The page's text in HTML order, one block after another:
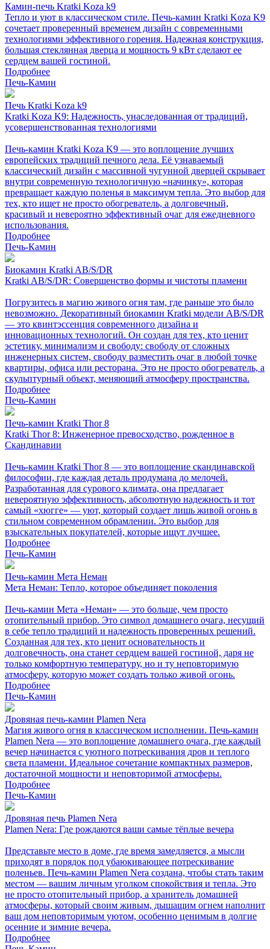
Камин-печь Kratki Koza k9
Тепло и уют в классическом стиле. Печь-камин Kratki Koza K9
сочетает проверенный временем дизайн с современными
технологиями эффективного горения. Надежная конструкция,
большая стеклянная дверца и мощность 9 кВт сделают ее
сердцем вашей гостиной.
Подробнее
Печь-Камин
Печь Kratki Koza k9
Kratki Koza K9: Надежность, унаследованная от традиций,
усовершенствованная технологиями
Печь-камин Kratki Koza K9 — это воплощение лучших
европейских традиций печного дела. Её узнаваемый
классический дизайн с массивной чугунной дверцей скрывает
внутри современную технологичную «начинку», которая
превращает каждую поленья в максимум тепла. Это выбор для
тех, кто ищет не просто обогреватель, а долговечный,
красивый и невероятно эффективный очаг для ежедневного
использования.
Подробнее
Печь-Камин
Биокамин Kratki AB/S/DR
Kratki AB/S/DR: Совершенство формы и чистоты пламени
Погрузитесь в магию живого огня там, где раньше это было
невозможно. Декоративный биокамин Kratki модели AB/S/DR
— это квинтэссенция современного дизайна и
инновационных технологий. Он создан для тех, кто ценит
эстетику, минимализм и свободу: свободу от сложных
инженерных систем, свободу разместить очаг в любой точке
квартиры, офиса или ресторана. Это не просто обогреватель, а
скульптурный объект, меняющий атмосферу пространства.
Подробнее
Печь-Камин
Печь-камин Kratki Thor 8
Kratki Thor 8: Инженерное превосходство, рожденное в
Скандинавии
Печь-камин Kratki Thor 8 — это воплощение скандинавской
философии, где каждая деталь продумана до мелочей.
Разработанная для сурового климата, она предлагает
невероятную эффективность, абсолютную надежность и тот
самый «хюгге» — уют, который создает лишь живой огонь в
стильном современном обрамлении. Это выбор для
взыскательных покупателей, которые ищут лучшее.
Подробнее
Печь-Камин
Печь-камин Мета Неман
Мета Неман: Тепло, которое объединяет поколения
Печь-камин Мета «Неман» — это больше, чем просто
отопительный прибор. Это символ домашнего очага, несущий
в себе тепло традиций и надежность проверенных решений.
Созданная для тех, кто ценит основательность и
долговечность, она станет сердцем вашей гостиной, даря не
только комфортную температуру, но и ту неповторимую
атмосферу, которую может создать только живой огонь.
Подробнее
Печь-Камин
Дровяная печь-камин Plamen Nera
Магия живого огня в классическом исполнении. Печь-камин
Plamen Nera — это воплощение домашнего очага, где каждый
вечер начинается с уютного потрескивания дров и теплого
света пламени. Идеальное сочетание компактных размеров,
достаточной мощности и неповторимой атмосферы.
Подробнее
Печь-Камин
Дровяная печь Plamen Nera
Plamen Nera: Где рождаются ваши самые тёплые вечера
Представьте место в доме, где время замедляется, а мысли
приходят в порядок под убаюкивающее потрескивание
поленьев. Печь-камин Plamen Nera создана, чтобы стать таким
местом — вашим личным уголком спокойствия и тепла. Это
не просто отопительный прибор, а хранитель домашней
атмосферы, который своим живым, дышащим огнем наполнит
ваш дом неповторимым уютом, особенно ценимым в долгие
осенние и зимние вечера.
Подробнее